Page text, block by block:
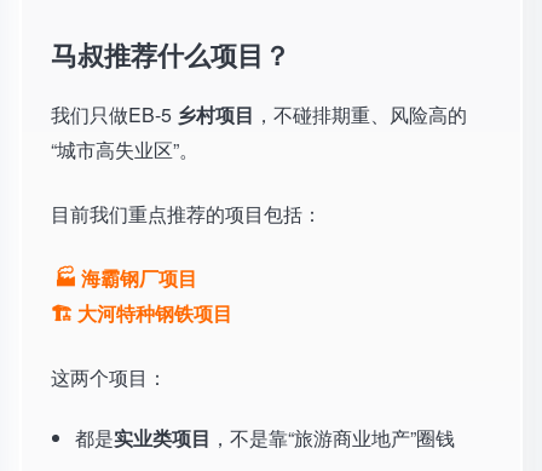
马叔推荐什么项目？
我们只做EB-5 乡村项目 ，不碰排期重、风险高的
“城市高失业区”。
目前我们重点推荐的项目包括：
🏭 海霸钢厂项目
🏗️ 大河特种钢铁项目
这两个项目：
都是实业类项目 ，不是靠“旅游商业地产”圈钱